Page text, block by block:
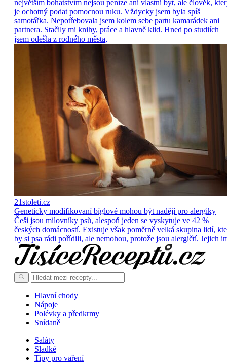
největším bohatstvím nejsou peníze ani vlastní byt, ale člověk,
je ochotný podat pomocnou ruku. Vždycky jsem byla spíš
samotářka. Nepotřebovala jsem kolem sebe partu kamarádek ani
partnera. Stačily mi knihy, práce a hlavně klid. Hned po studiích
jsem odešla z rodného města,
21stoleti.cz
Geneticky modifikovaní bíglové mohou být nadějí pro alergiky
Češi jsou milovníky psů, alespoň jeden se vyskytuje ve 42 %
českých domácností. Existuje však poměrně velká skupina lidí,
by si psa rádi pořídili, ale nemohou, protože jsou alergičtí. Jejich
Hlavní chody
Nápoje
Polévky a předkrmy
Snídaně
Saláty
Sladké
Tipy pro vaření